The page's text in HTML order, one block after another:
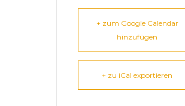
+ zum Google Calendar
hinzufügen
+ zu iCal exportieren